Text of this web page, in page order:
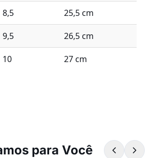
8,5 25,5 cm
9,5 26,5 cm
10 27 cm
para Você